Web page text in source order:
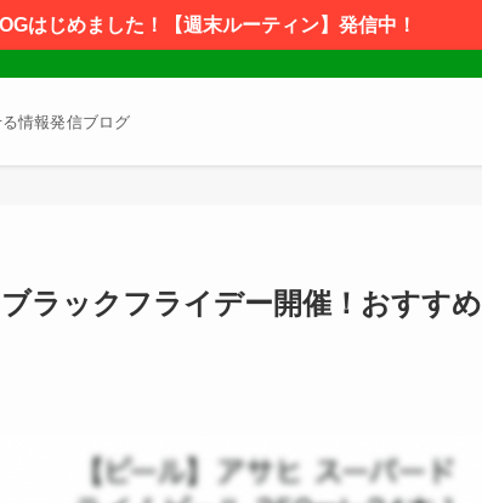
はじめました！【週末ルーティン】発信中！
情報発信ブログ
ラックフライデー開催！おすすめ